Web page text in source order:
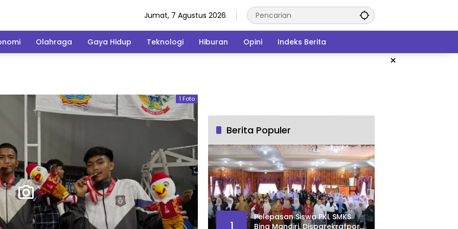
Jumat, 7 Agustus 2026
Olahraga Gaya Hidup Teknologi Hiburan Opini Indeks Berita
×
1 Foto
Berita Populer
1
Pelepasan Siswa PKL SMKS
Bina Mandiri, Disparekrafpora